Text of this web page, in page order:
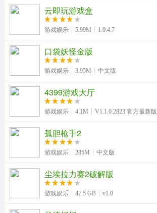
云即玩游戏盒
游戏娱乐 5.99M 1.0.4.7
口袋妖怪金版
游戏娱乐 3.95M 中文版
4399游戏大厅
游戏娱乐 4.1M V1.1.0.2823 官方最新版
孤胆枪手2
游戏娱乐 285M 中文版
尘埃拉力赛2破解版
游戏娱乐 47.5 GB v1.0